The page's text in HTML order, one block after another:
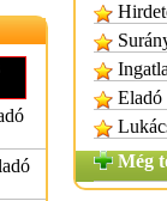
Eladó
Még